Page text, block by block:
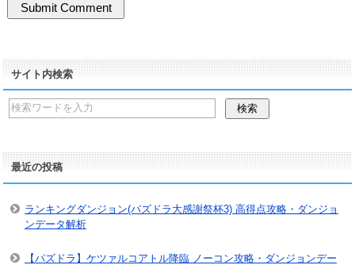
サイト内検索
最近の投稿
ランキングダンジョン(パズドラ大感謝祭杯3) 高得点攻略・ダンジョ
ンデータ解析
【パズドラ】ケツァルコアトル降臨 ノーコン攻略・ダンジョンデー